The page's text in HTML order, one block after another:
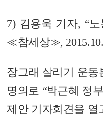
7) 김용욱 기자, “
≪참세상≫,
장그래 살리기 운동
명의로 “박근혜 정
제안 기자회견을 열